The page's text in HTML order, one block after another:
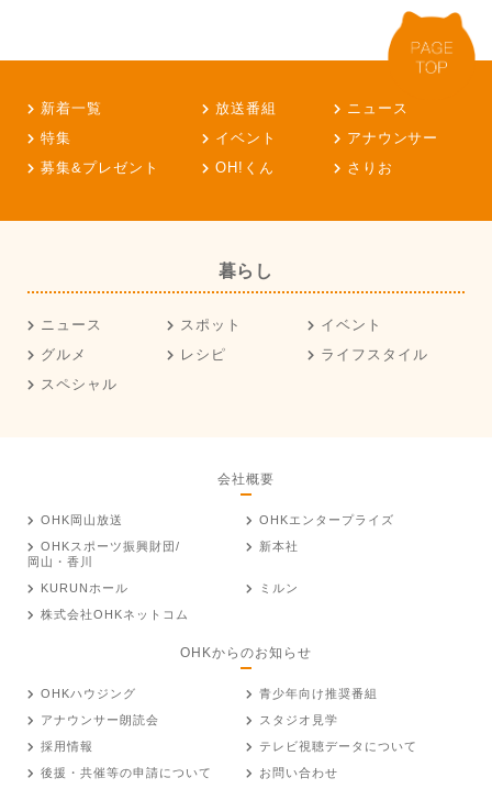
新着一覧 放送番組
ニュース
特集
イベント
アナウンサー
募集&プレゼント
OH!くん さりお
暮らし
ニュース スポット
イベント
グルメ
レシピ
ライフスタイル
スペシャル
会社概要
OHK岡山放送
OHKエンタープライズ
OHKスポーツ振興財団/
岡山・香川
新本社
KURUNホール
ミルン
株式会社OHKネットコム
OHKからのお知らせ
OHKハウジング
青少年向け推奨番組
アナウンサー朗読会
スタジオ見学
採用情報
テレビ視聴データについて
後援・共催等の申請について
お問い合わせ